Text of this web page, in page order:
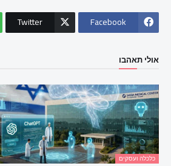
Facebook
Twitter
אולי תאהבו
כלכלה ועסקים